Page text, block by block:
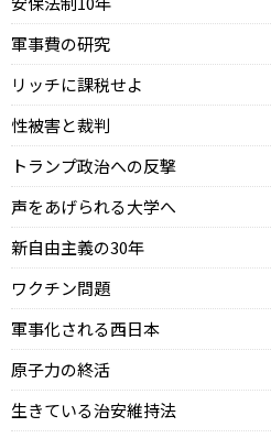
軍事費の研究
リッチに課税せよ
性被害と裁判
トランプ政治への反撃
声をあげられる大学へ
新自由主義の30年
ワクチン問題
軍事化される西日本
原子力の終活
生きている治安維持法